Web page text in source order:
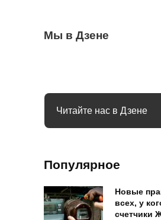
Мы в Дзене
Стиралка больше не
бешеная при отжиме: помог
С 1 сентября в РФ меняются
Омолаживаем огурцы в
Читайте нас в Дзене
Популярное
Новые
всех, у
счетчики